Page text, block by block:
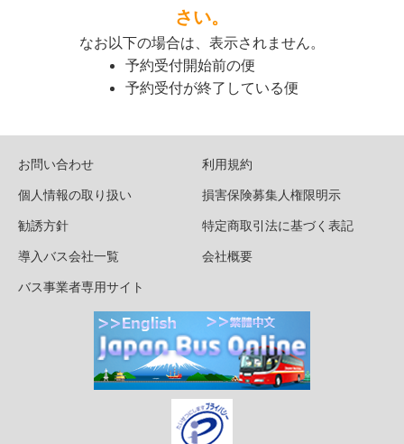
さい。
なお以下の場合は、表示されません。
予約受付開始前の便
予約受付が終了している便
お問い合わせ
利用規約
個人情報の取り扱い
損害保険募集人権限明示
勧誘方針
特定商取引法に基づく表記
導入バス会社一覧
会社概要
バス事業者専用サイト